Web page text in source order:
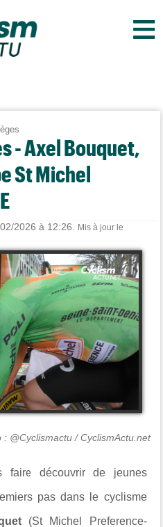
≡
- Axel Bouquet,
St Michel
2026 à 12:26.
Mis à jour le
: @Cyclismactu / CyclismActu.net
faire découvrir de jeunes
pas dans le cyclisme
(St Michel Preference-